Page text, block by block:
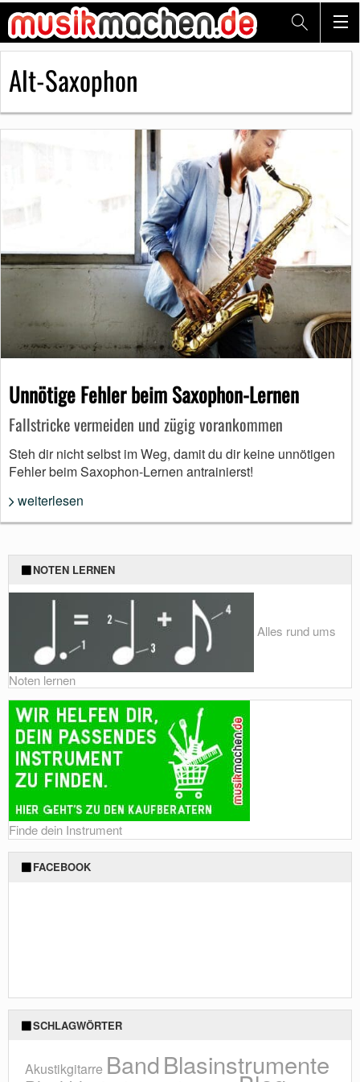
Alt-Saxophon
Unnötige Fehler beim Saxophon-Lernen
Fallstricke vermeiden und zügig vorankommen
Steh dir nicht selbst im Weg, damit du dir keine unnötigen
Fehler beim Saxophon-Lernen antrainierst!
weiterlesen
NOTEN LERNEN
Alles rund ums
Noten lernen
Finde dein Instrument
FACEBOOK
SCHLAGWÖRTER
Akustikgitarre BandBlasinstrumente